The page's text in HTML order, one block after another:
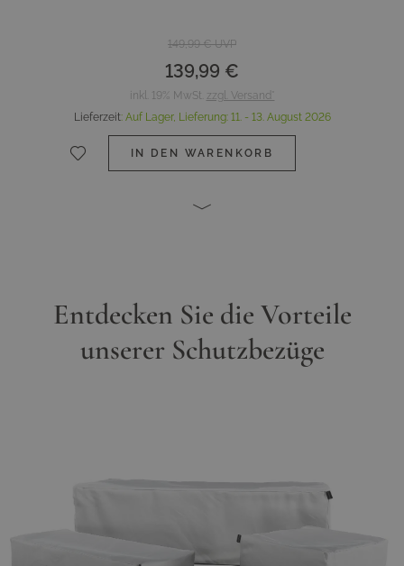
149,99 €UVP
139,99 €
inkl. 19% MwSt. zzgl. Versand*
Lieferzeit: Auf Lager, Lieferung: 11. - 13. August 2026
IN DEN WARENKORB
Entdecken Sie die Vorteile
unserer Schutzbezüge